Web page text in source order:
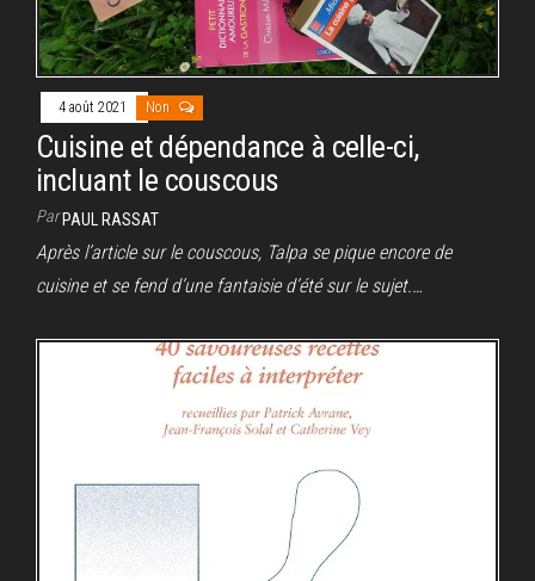
4 août 2021 Non
Cuisine et dépendance à celle-ci,
incluant le couscous
ParPAUL RASSAT
Après l’article sur le couscous, Talpa se pique encore de
cuisine et se fend d’une fantaisie d’été sur le sujet.…